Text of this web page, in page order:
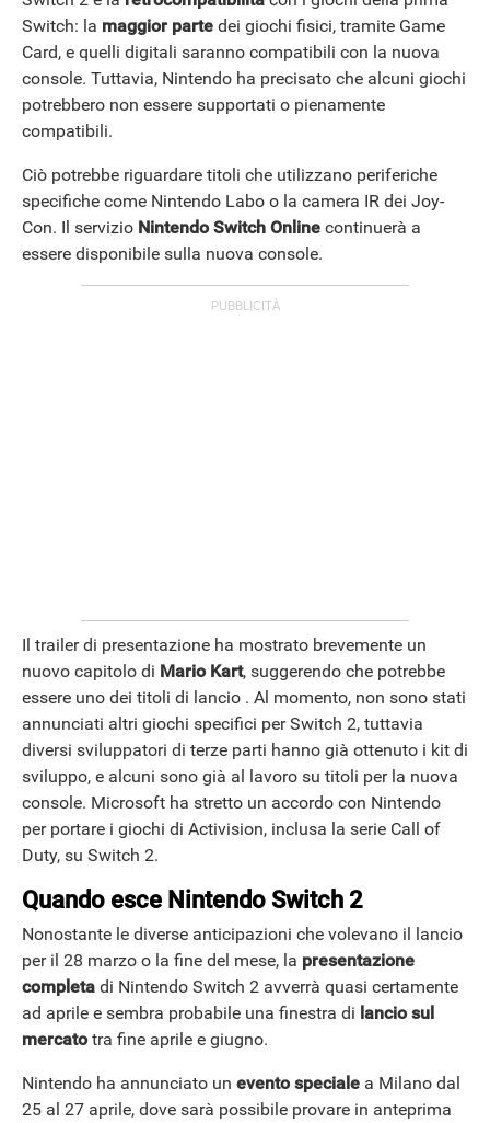
Switch: la maggior parte dei giochi fisici, tramite Game
Card, e quelli digitali saranno compatibili con la nuova
console. Tuttavia, Nintendo ha precisato che alcuni giochi
potrebbero non essere supportati o pienamente
compatibili.
Ciò potrebbe riguardare titoli che utilizzano periferiche
specifiche come Nintendo Labo o la camera IR dei Joy-
Con. Il servizio Nintendo Switch Online continuerà a
essere disponibile sulla nuova console.
Il trailer di presentazione ha mostrato brevemente un
nuovo capitolo di Mario Kart, suggerendo che potrebbe
essere uno dei titoli di lancio . Al momento, non sono stati
annunciati altri giochi specifici per Switch 2, tuttavia
diversi sviluppatori di terze parti hanno già ottenuto i kit di
sviluppo, e alcuni sono già al lavoro su titoli per la nuova
console. Microsoft ha stretto un accordo con Nintendo
per portare i giochi di Activision, inclusa la serie Call of
Duty, su Switch 2.
Quando esce Nintendo Switch 2
Nonostante le diverse anticipazioni che volevano il lancio
per il 28 marzo o la fine del mese, la presentazione
completa di Nintendo Switch 2 avverrà quasi certamente
ad aprile e sembra probabile una finestra di lancio sul
mercatotra fine aprile e giugno.
Nintendo ha annunciato un evento speciale a Milano dal
25 al 27 aprile, dove sarà possibile provare in anteprima